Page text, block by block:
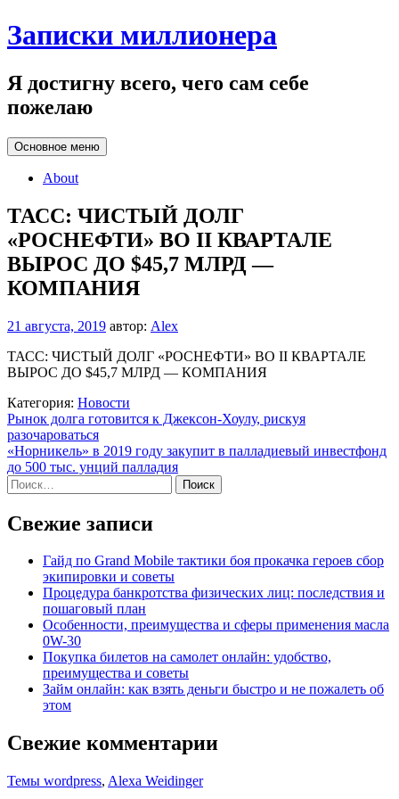
Перейти
к
Записки миллионера
Я достигну всего, чего сам себе
пожелаю
Основное меню
About
ТАСС: ЧИСТЫЙ ДОЛГ
«РОСНЕФТИ» ВО II КВАРТАЛЕ
ВЫРОС ДО $45,7 МЛРД —
КОМПАНИЯ
21 августа, 2019 автор: Alex
ТАСС: ЧИСТЫЙ ДОЛГ «РОСНЕФТИ» ВО II КВАРТАЛЕ
ВЫРОС ДО $45,7 МЛРД — КОМПАНИЯ
Категория: Новости
Навигация
по
записям
Рынок долга готовится к Джексон-Хоулу, рискуя
разочароваться
«Норникель» в 2019 году закупит в палладиевый инвестфонд
до 500 тыс. унций палладия
Найти:
Свежие записи
Гайд по Grand Mobile тактики боя прокачка героев сбор
экипировки и советы
Процедура банкротства физических лиц: последствия и
пошаговый план
Особенности, преимущества и сферы применения масла
0W-30
Покупка билетов на самолет онлайн: удобство,
преимущества и советы
Займ онлайн: как взять деньги быстро и не пожалеть об
этом
Свежие комментарии
Темы wordpress, Alexa Weidinger